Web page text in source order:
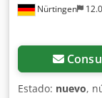
Nürtingen
Estado: nuevo,